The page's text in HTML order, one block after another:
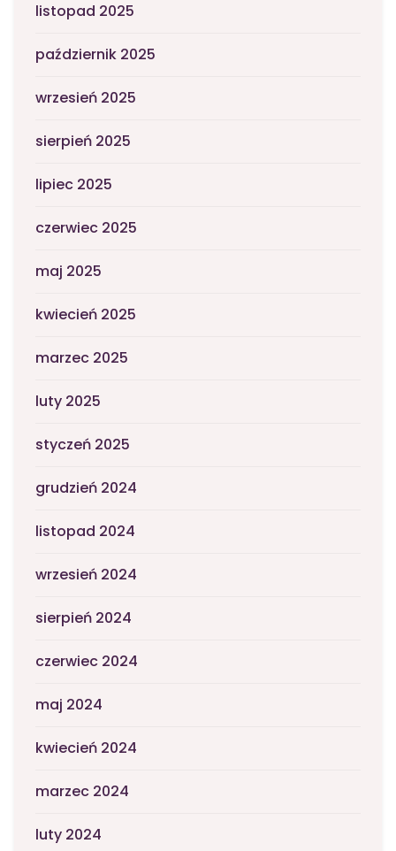
listopad 2025
październik 2025
wrzesień 2025
sierpień 2025
lipiec 2025
czerwiec 2025
maj 2025
kwiecień 2025
marzec 2025
luty 2025
styczeń 2025
grudzień 2024
listopad 2024
wrzesień 2024
sierpień 2024
czerwiec 2024
maj 2024
kwiecień 2024
marzec 2024
luty 2024